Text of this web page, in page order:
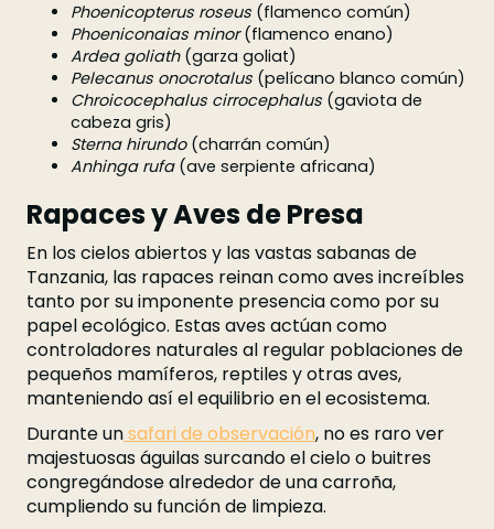
Phoenicopterus roseus (flamenco común)
Phoeniconaias minor(flamenco enano)
Ardea goliath(garza goliat)
Pelecanus onocrotalus (pelícano blanco común)
Chroicocephalus cirrocephalus (gaviota de
cabeza gris)
Sterna hirundo(charrán común)
Anhinga rufa(ave serpiente africana)
Rapaces y Aves de Presa
En los cielos abiertos y las vastas sabanas de
Tanzania, las rapaces reinan como aves increíbles
tanto por su imponente presencia como por su
papel ecológico. Estas aves actúan como
controladores naturales al regular poblaciones de
pequeños mamíferos, reptiles y otras aves,
manteniendo así el equilibrio en el ecosistema.
Durante unsafari de observación, no es raro ver
majestuosas águilas surcando el cielo o buitres
congregándose alrededor de una carroña,
cumpliendo su función de limpieza.